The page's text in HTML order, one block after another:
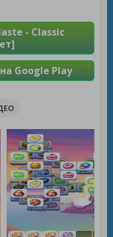
- Classic
Google Play